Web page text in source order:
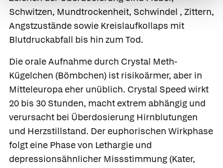
Schwitzen, Mundtrockenheit, Schwindel , Zittern,
Angstzustände sowie Kreislaufkollaps mit
Blutdruckabfall bis hin zum Tod.
Die orale Aufnahme durch Crystal Meth-
Kügelchen (Bömbchen) ist risikoärmer, aber in
Mitteleuropa eher unüblich. Crystal Speed wirkt
20 bis 30 Stunden, macht extrem abhängig und
verursacht bei Überdosierung Hirnblutungen
und Herzstillstand. Der euphorischen Wirkphase
folgt eine Phase von Lethargie und
depressionsähnlicher Missstimmung (Kater,